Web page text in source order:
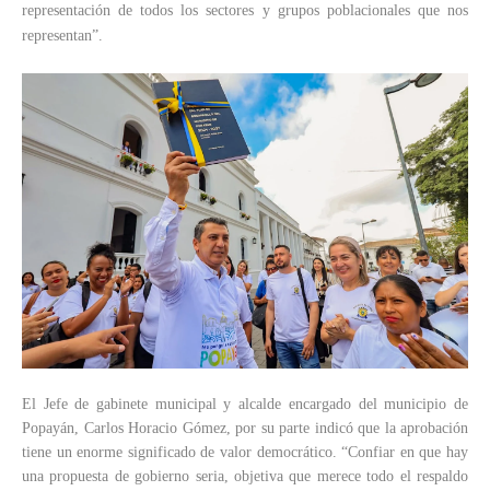
representación de todos los sectores y grupos poblacionales que nos
representan”.
El Jefe de gabinete municipal y alcalde encargado del municipio de
Popayán, Carlos Horacio Gómez, por su parte indicó que la aprobación
tiene un enorme significado de valor democrático. “Confiar en que hay
una propuesta de gobierno seria, objetiva que merece todo el respaldo